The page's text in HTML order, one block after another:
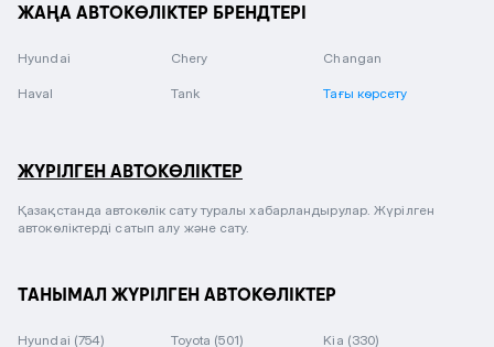
ЖАҢА АВТОКӨЛІКТЕР БРЕНДТЕРІ
Hyundai Chery Changan
Haval Tank Тағы көрсету
ЖҮРІЛГЕН АВТОКӨЛІКТЕР
Қазақстанда автокөлік сату туралы хабарландырулар. Жүрілген
автокөліктерді сатып алу және сату.
ТАНЫМАЛ ЖҮРІЛГЕН АВТОКӨЛІКТЕР
Hyundai (754) Toyota (501) Kia (330)